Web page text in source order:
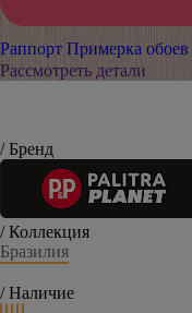
Раппорт Примерка обоев
Рассмотреть детали
/ Бренд
/ Коллекция
Бразилия
/ Наличие